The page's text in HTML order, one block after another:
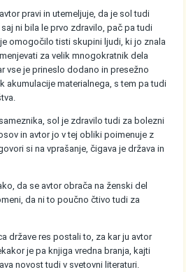
pravi in utemeljuje, da je sol tudi
ni bila le prvo zdravilo, pač pa tudi
omogočilo tisti skupini ljudi, ki jo znala
za velik mnogokratnik dela
vse je prineslo dodano in presežno
akumulacije materialnega, s tem pa tudi
sol je zdravilo tudi za bolezni
in avtor jo v tej obliki poimenuje z
si na vprašanje, čigava je država in
da se avtor obrača na ženski del
da ni to poučno čtivo tudi za
države res postali to, za kar ju avtor
je pa knjiga vredna branja, kajti
novost tudi v svetovni literaturi.